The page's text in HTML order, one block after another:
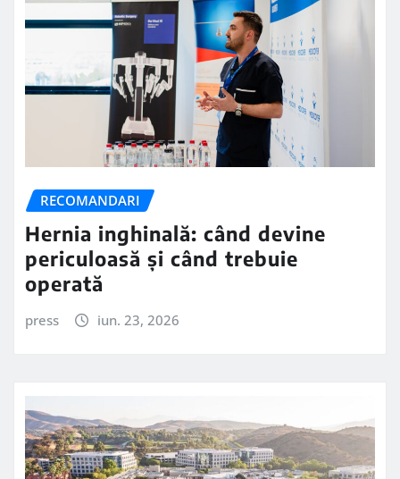
RECOMANDARI
Hernia inghinală: când devine
periculoasă și când trebuie
operată
press iun. 23, 2026